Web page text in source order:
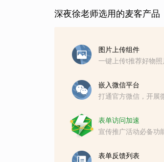
深夜徐老师选用的麦客产品
图片上传组件
一键上传t推荐好物照
嵌入微信平台
打通官方微信，开展
表单访问加速
宣传推广活动必备功
表单反馈列表